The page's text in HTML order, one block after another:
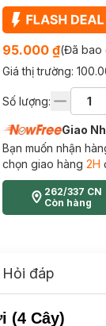
95.000 ₫(Đã bao
Giá thị trường:
Số lượng:
Giao
Bạn muốn nhận
chọn giao hàng 2H
262/337 CN
Còn hàng
Hỏi đáp
(4 Cây)